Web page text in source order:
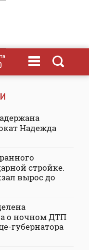
Надежда
стройке.
вырос до
о ночном ДТП
губернатора